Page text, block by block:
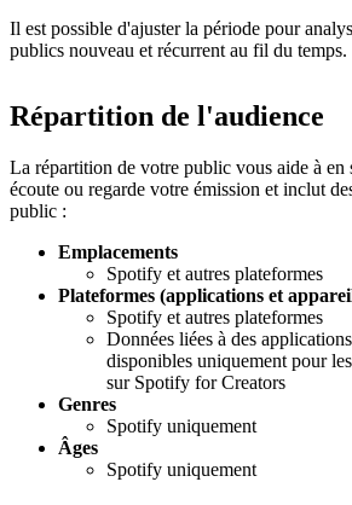
Il est possible d'ajuster la période pour
publics nouveau et récurrent au fil du temps.
Répartition de l'audience
La répartition de votre public vous aide à en
écoute ou regarde votre émission et inclut
public :
Emplacements
Spotify et autres plateformes
Plateformes (applications et
Spotify et autres plateformes
Données liées à des
disponibles uniquement pour
sur Spotify for Creators
Genres
Spotify uniquement
Âges
Spotify uniquement